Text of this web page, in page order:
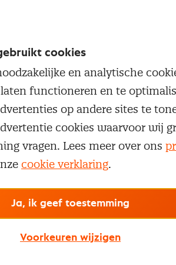
cookies
en analytische
functioneren en te
op andere sites te
cookies waarvoor wij
vragen. Lees meer over ons
cookie verklaring.
Ja, ik geef toestemming
Voorkeuren wijzigen